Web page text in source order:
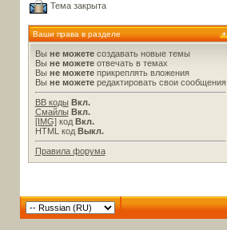
Тема закрыта
Ваши права в разделе
Вы не можетесоздавать новые темы
Вы не можетеотвечать в темах
Вы не можетеприкреплять вложения
Вы не можетередактировать свои сообщения
BB коды Вкл.
Смайлы Вкл.
[IMG]код Вкл.
HTML код Выкл.
Правила форума